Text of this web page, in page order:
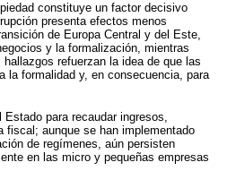
constituye un factor decisivo
presenta efectos menos
de Europa Central y del Este,
y la formalización, mientras
refuerzan la idea de que las
la formalidad y, en consecuencia, para
para recaudar ingresos,
fiscal; aunque se han implementado
de regímenes, aún persisten
en las micro y pequeñas empresas